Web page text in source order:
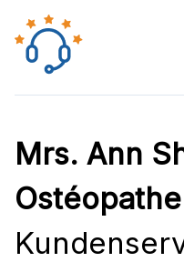
Mrs. Ann
Ostéopathe